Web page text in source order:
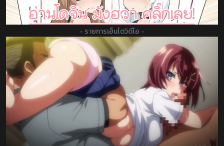
- รายการเฮ็นไตวิดีโอ -